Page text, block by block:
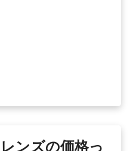
ンズの価格っ